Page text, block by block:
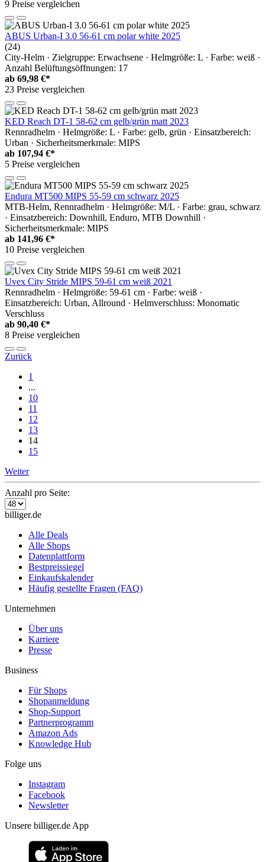
9 Preise vergleichen
ABUS Urban-I 3.0 56-61 cm polar white 2025
(24)
City-Helm · Zielgruppe: Erwachsene · Helmgröße: L · Farbe: weiß ·
Anzahl Belüftungsöffnungen: 17
ab 69,98 €*
23 Preise vergleichen
KED Reach DT-1 58-62 cm gelb/grün matt 2023
Rennradhelm · Helmgröße: L · Farbe: gelb, grün · Einsatzbereich:
Urban · Sicherheitsmerkmale: MIPS
ab 107,94 €*
5 Preise vergleichen
Endura MT500 MIPS 55-59 cm schwarz 2025
MTB-Helm, Rennradhelm · Helmgröße: M/L · Farbe: grau, schwarz
· Einsatzbereich: Downhill, Enduro, MTB Downhill ·
Sicherheitsmerkmale: MIPS
ab 141,96 €*
10 Preise vergleichen
Uvex City Stride MIPS 59-61 cm weiß 2021
Rennradhelm · Helmgröße: 59-61 cm · Farbe: weiß ·
Einsatzbereich: Urban, Allround · Helmverschluss: Monomatic
Verschluss
ab 90,40 €*
8 Preise vergleichen
Zurück
1
...
10
11
12
13
14
15
Weiter
Anzahl pro Seite:
billiger.de
Alle Deals
Alle Shops
Datenplattform
Bestpreissiegel
Einkaufskalender
Häufig gestellte Fragen (FAQ)
Unternehmen
Über uns
Karriere
Presse
Business
Für Shops
Shopanmeldung
Shop-Support
Partnerprogramm
Amazon Ads
Knowledge Hub
Folge uns
Instagram
Facebook
Newsletter
Unsere billiger.de App